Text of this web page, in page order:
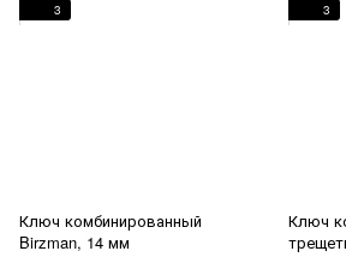
3
Ключ комбинированный
Birzman, 14 мм
3
Ключ